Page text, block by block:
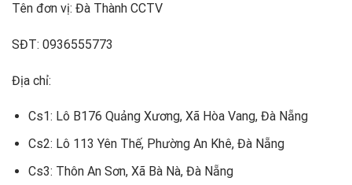
Tên đơn vị: Đà Thành CCTV
SĐT: 0936555773
Địa chỉ:
Cs1: Lô B176 Quảng Xương, Xã Hòa Vang, Đà Nẵng
Cs2: Lô 113 Yên Thế, Phường An Khê, Đà Nẵng
Cs3: Thôn An Sơn, Xã Bà Nà, Đà Nẵng